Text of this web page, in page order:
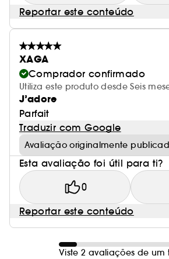
Reportar este conteúdo
XAGA
Comprador confirmado
Utiliza este produto desde Seis
J’adore
Parfait
Traduzir com Google
Avaliação originalmente
Esta avaliação foi útil para ti?
0
Reportar este conteúdo
Viste 2 avaliações de um